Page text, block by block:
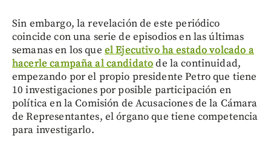
Sin embargo, la revelación de este periódico
coincide con una serie de episodios en las últimas
semanas en los que el Ejecutivo ha estado volcado a
hacerle campaña al candidatode la continuidad,
empezando por el propio presidente Petro que tiene
10 investigaciones por posible participación en
política en la Comisión de Acusaciones de la Cámara
de Representantes, el órgano que tiene competencia
para investigarlo.